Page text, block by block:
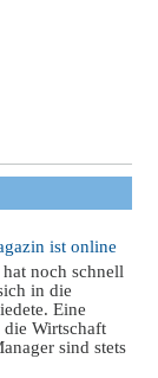
ist online
noch schnell
in die
Eine
die Wirtschaft
sind stets